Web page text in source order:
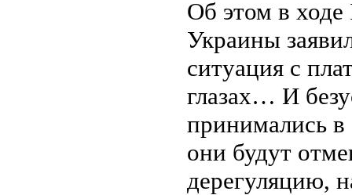
Об этом в ходе
Украины
ситуация с
глазах… И
принимались в
они будут
дерегуляцию,